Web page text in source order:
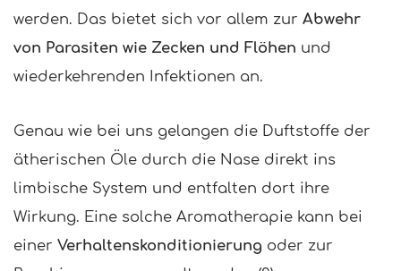
werden. Das bietet sich vor allem zur Abwehr
von Parasiten wie Zecken und Flöhen und
wiederkehrenden Infektionen an.
Genau wie bei uns gelangen die Duftstoffe der
ätherischen Öle durch die Nase direkt ins
limbische System und entfalten dort ihre
Wirkung. Eine solche Aromatherapie kann bei
einer Verhaltenskonditionierung oder zur